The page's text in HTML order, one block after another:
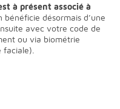
à présent associé à
bénéficie désormais d’une
avec votre code de
ou via biométrie